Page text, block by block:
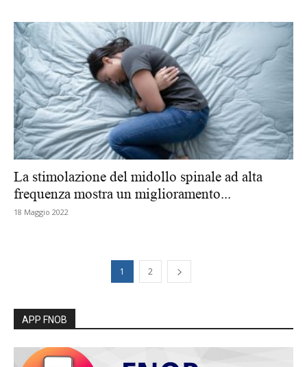
La stimolazione del midollo spinale ad alta
frequenza mostra un miglioramento...
18 Maggio 2022
1 2
APP FNOB